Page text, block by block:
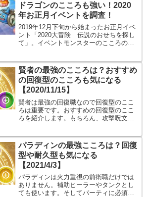
ドラゴンのこころも強い！2020
年お正月イベントを調査！
2019年12月下旬から始まったお正月イベ
ント「2020大冒険 伝説のおせちを探し
て」。イベントモンスターのこころのス
どうかですよね。最強装備に入るのかど
うかを調べます。
賢者の最強のこころは？おすすめ
の回復型のこころも気になる
【2020/11/15】
賢者は最強の回復職なので回復型のここ
ろは重要です。おすすめの回復型のここ
ろを紹介します。もちろん、攻撃呪文を
きます。念のため、物理構成のこころも
調べます。
パラディンの最強こころは？回復
型や耐久型も気になる
【2021/4/3】
パラディンは火力重視の前衛職だけでは
ありません。補助ヒーラーやタンクとし
ても使います。そしてパーティに必須の